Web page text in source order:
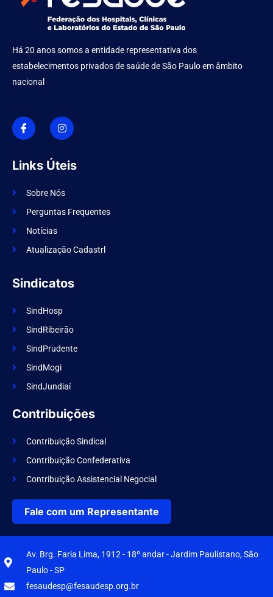
Há 20 anos somos a entidade representativa dos
estabelecimentos privados de saúde de São Paulo em âmbito
nacional
I
c
o
n
f
a
e
o
k
I
n
s
t
g
r
m
Links Úteis
Sobre Nós
Perguntas Frequentes
Notícias
Atualização Cadastrl
Sindicatos
SindHosp
SindRibeirão
SindPrudente
SindMogi
SindJundiaí
Contribuições
Contribuição Sindical
Contribuição Confederativa
Contribuição Assistencial Negocial
Fale com um Representante
Av. Brg. Faria Lima, 1912 - 18º andar - Jardim Paulistano, São
Paulo - SP
fesaudesp@fesaudesp.org.br